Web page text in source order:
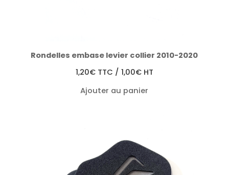
Rondelles embase levier collier 2010-2020
1,20€ TTC / 1,00€HT
Ajouter au panier